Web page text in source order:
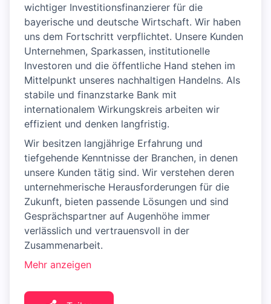
wichtiger Investitionsfinanzierer für die
bayerische und deutsche Wirtschaft. Wir haben
uns dem Fortschritt verpflichtet. Unsere Kunden
Unternehmen, Sparkassen, institutionelle
Investoren und die öffentliche Hand stehen im
Mittelpunkt unseres nachhaltigen Handelns. Als
stabile und finanzstarke Bank mit
internationalem Wirkungskreis arbeiten wir
effizient und denken langfristig.
Wir besitzen langjährige Erfahrung und
tiefgehende Kenntnisse der Branchen, in denen
unsere Kunden tätig sind. Wir verstehen deren
unternehmerische Herausforderungen für die
Zukunft, bieten passende Lösungen und sind
Gesprächspartner auf Augenhöhe immer
verlässlich und vertrauensvoll in der
Zusammenarbeit.
Mehr anzeigen